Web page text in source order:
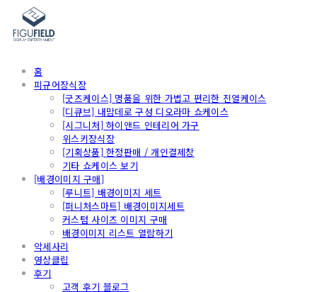
홈
피규어장식장
[굿즈케이스] 명품을 위한 가볍고 편리한 진열케이스
[디큐브] 내맘데로 구성 디오라마 쇼케이스
[시그니처] 하이앤드 인테리어 가구
위스키장식장
[기획상품] 한정판매 / 개인결제창
기타 쇼케이스 보기
[배경이미지 구매]
[루니트] 배경이미지 세트
[퍼니처스마트] 배경이미지세트
커스텀 사이즈 이미지 구매
배경이미지 리스트 열람하기
악세사리
영상클립
후기
고객 후기 블로그